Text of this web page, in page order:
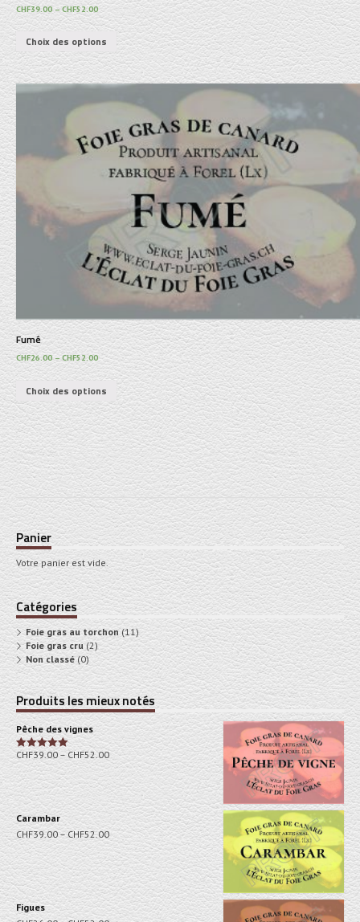
CHF39.00 – CHF52.00
Choix des options
Fumé
CHF26.00– CHF52.00
Choix des options
Panier
Votre panier est vide.
Catégories
Foie gras au torchon (11)
Foie gras cru (2)
Non classé (0)
Produits les mieux notés
Pêche des vignes
Note5.00
sur 5
CHF39.00 – CHF52.00
Carambar
CHF39.00–CHF52.00
Figues